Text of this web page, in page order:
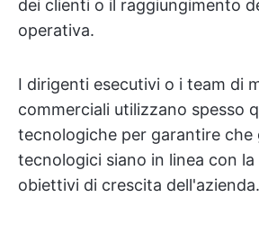
dei clienti o il raggiungimento
operativa.
I dirigenti esecutivi o i team di
commerciali utilizzano spesso
tecnologiche per garantire che
tecnologici siano in linea con la
obiettivi di crescita dell'azienda.